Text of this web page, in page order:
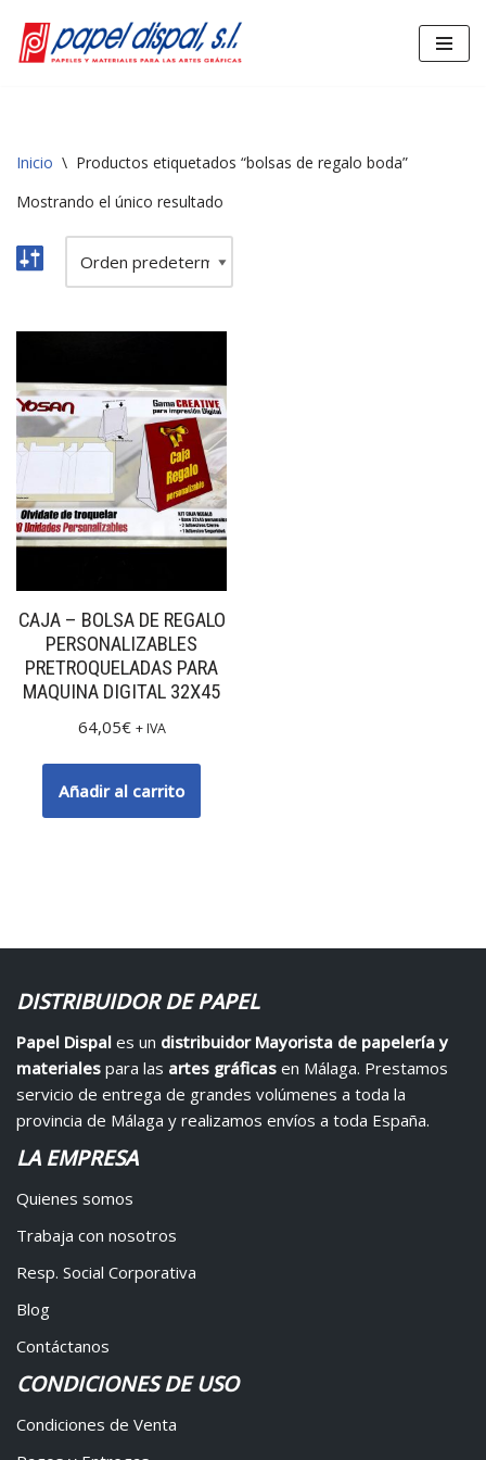
Saltar
Inicio \ Productos etiquetados “bolsas de regalo boda”
Mostrando el único resultado
CAJA – BOLSA DE REGALO
PERSONALIZABLES
PRETROQUELADAS PARA
MAQUINA DIGITAL 32X45
64,05€ + IVA
Añadir al carrito
DISTRIBUIDOR DE PAPEL
Papel Dispal es un distribuidor Mayorista de papelería y
materiales para las artes gráficas en Málaga. Prestamos
servicio de entrega de grandes volúmenes a toda la
provincia de Málaga y realizamos envíos a toda España.
LA EMPRESA
Quienes somos
Trabaja con nosotros
Resp. Social Corporativa
Blog
Contáctanos
CONDICIONES DE USO
Condiciones de Venta